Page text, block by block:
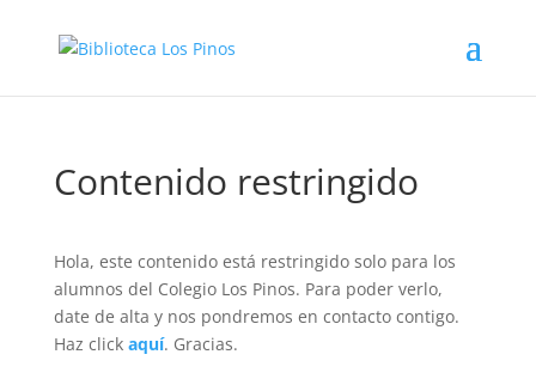
Contenido restringido
Hola, este contenido está restringido solo para los
alumnos del Colegio Los Pinos. Para poder verlo,
date de alta y nos pondremos en contacto contigo.
Haz click aquí. Gracias.